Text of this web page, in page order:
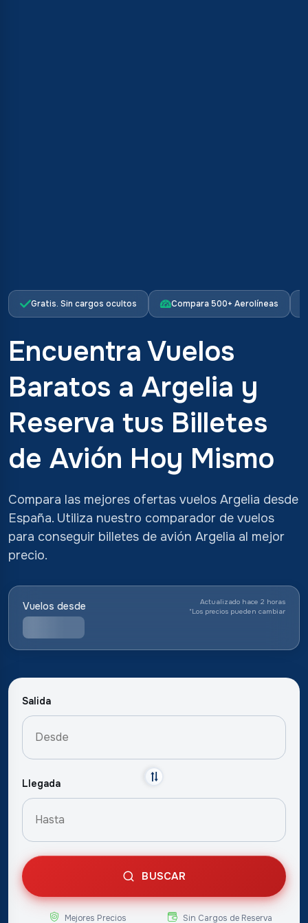
Gratis. Sin cargos ocultos Compara 500+ Aerolíneas
Encuentra Vuelos
Baratos a Argelia y
Reserva tus Billetes
de Avión Hoy Mismo
Compara las mejores ofertas vuelos Argelia desde
España. Utiliza nuestro comparador de vuelos
para conseguir billetes de avión Argelia al mejor
precio.
Vuelos desde
Actualizado hace 2 horas
*Los precios pueden cambiar
Salida
Llegada
BUSCAR
Mejores Precios
Sin Cargos de Reserva